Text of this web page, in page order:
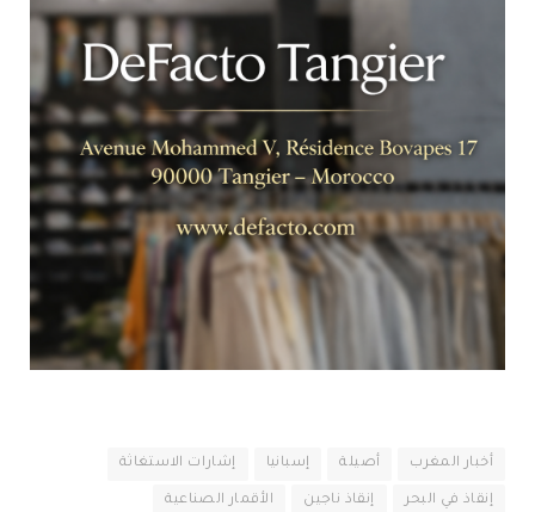
أخبار المغرب أصيلة إسبانيا إشارات الاستغاثة
إنقاذ في البحر إنقاذ ناجين الأقمار الصناعية